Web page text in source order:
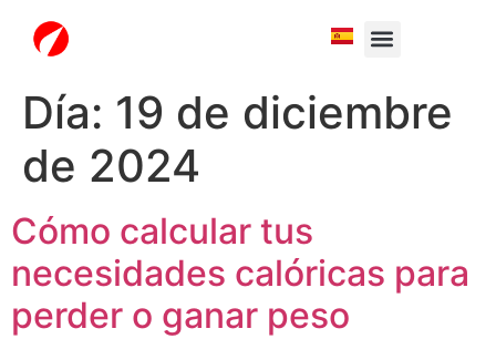
Día: 19 de diciembre
de 2024
Cómo calcular tus
necesidades calóricas para
perder o ganar peso